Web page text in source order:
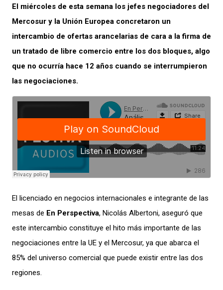
El miércoles de esta semana los jefes negociadores del
Mercosur y la Unión Europea concretaron un
intercambio de ofertas arancelarias de cara a la firma de
un tratado de libre comercio entre los dos bloques, algo
que no ocurría hace 12 años cuando se interrumpieron
las negociaciones.
El licenciado en negocios internacionales e integrante de las
mesas de En Perspectiva, Nicolás Albertoni, aseguró que
este intercambio constituye el hito más importante de las
negociaciones entre la UE y el Mercosur, ya que abarca el
85% del universo comercial que puede existir entre las dos
regiones.